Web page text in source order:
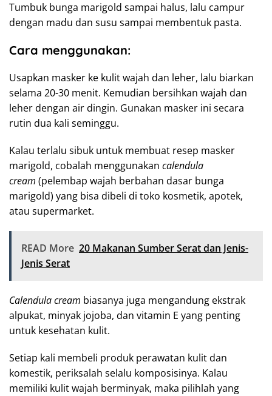
Tumbuk bunga marigold sampai halus, lalu campur
dengan madu dan susu sampai membentuk pasta.
Cara menggunakan:
Usapkan masker ke kulit wajah dan leher, lalu biarkan
selama 20-30 menit. Kemudian bersihkan wajah dan
leher dengan air dingin. Gunakan masker ini secara
rutin dua kali seminggu.
Kalau terlalu sibuk untuk membuat resep masker
marigold, cobalah menggunakan calendula
cream (pelembap wajah berbahan dasar bunga
marigold) yang bisa dibeli di toko kosmetik, apotek,
atau supermarket.
READ More 20 Makanan Sumber Serat dan Jenis-
Jenis Serat
Calendula cream biasanya juga mengandung ekstrak
alpukat, minyak jojoba, dan vitamin E yang penting
untuk kesehatan kulit.
Setiap kali membeli produk perawatan kulit dan
komestik, periksalah selalu komposisinya. Kalau
memiliki kulit wajah berminyak, maka pilihlah yang